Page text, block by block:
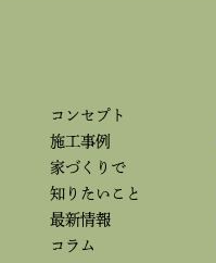
コンセプト
施工事例
家づくりで
知りたいこと
最新情報
コラム